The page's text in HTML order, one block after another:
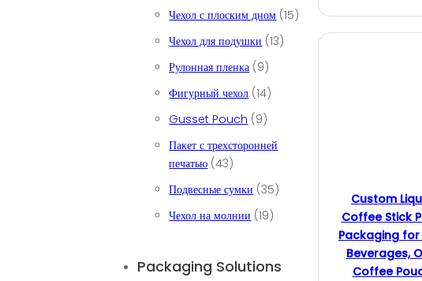
Чехол с плоским дном 1515 товаров
Чехол для подушки 1313 товаров
Рулонная пленка 99 товаров
Фигурный чехол 1414 товаров
Gusset Pouch 99 товаров
Пакет с трехсторонней
печатью 4343 товара
Подвесные сумки 3535 товаров
Чехол на молнии 1919 товаров
Packaging Solutions
Custom
Coffee Stick
Packaging for
Beverages,
Coffee